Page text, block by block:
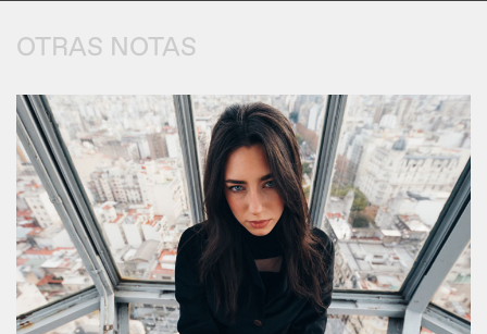
OTRAS NOTAS